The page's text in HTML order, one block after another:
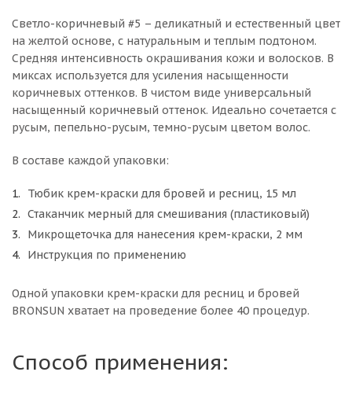
Светло-коричневый #5 – деликатный и естественный цвет
на желтой основе, с натуральным и теплым подтоном.
Средняя интенсивность окрашивания кожи и волосков. В
миксах используется для усиления насыщенности
коричневых оттенков. В чистом виде универсальный
насыщенный коричневый оттенок. Идеально сочетается с
русым, пепельно-русым, темно-русым цветом волос.
В составе каждой упаковки:
Тюбик крем-краски для бровей и ресниц, 15 мл
Стаканчик мерный для смешивания (пластиковый)
Микрощеточка для нанесения крем-краски, 2 мм
Инструкция по применению
Одной упаковки крем-краски для ресниц и бровей
BRONSUN хватает на проведение более 40 процедур.
Способ применения: